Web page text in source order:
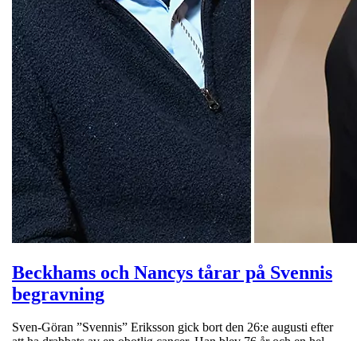
Beckhams och Nancys tårar på Svennis
begravning
Sven-Göran ”Svennis” Eriksson gick bort den 26:e augusti efter